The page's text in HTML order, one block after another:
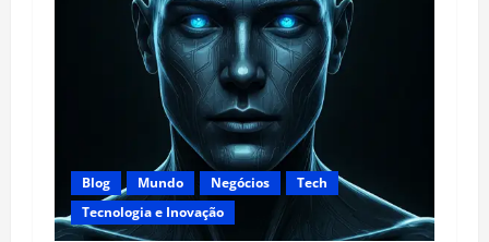
Blog Mundo Negócios
Tech
Tecnologia e Inovação